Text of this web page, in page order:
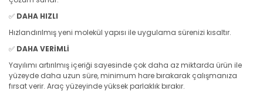
✅ DAHA HIZLI
Hızlandırılmış yeni molekül yapısı ile uygulama sürenizi kısaltır.
✅ DAHA VERİMLİ
Yayılımı artırılmış içeriği sayesinde çok daha az miktarda ürün ile
yüzeyde daha uzun süre, minimum hare bırakarak çalışmanıza
fırsat verir. Araç yüzeyinde yüksek parlaklık bırakır.